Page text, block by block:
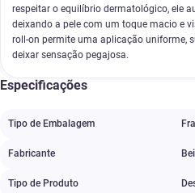
respeitar o equilíbrio dermatológico, ele
deixando a pele com um toque macio e
roll-on permite uma aplicação uniforme,
deixar sensação pegajosa.
Especificações
Tipo de Embalagem
Fabricante
Tipo de Produto